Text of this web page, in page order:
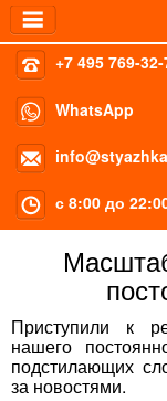
+7 495 769-
WhatsApp
с 8:00 до
Приступили к
нашего
подстилающих
за новостями.